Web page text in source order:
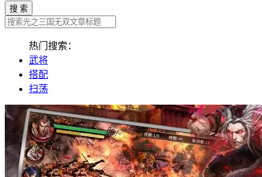
搜 索
热门搜索：
武将
搭配
扫荡